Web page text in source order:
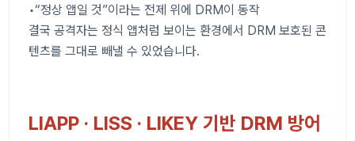
•“정상 앱일 것”이라는 전제 위에 DRM이 동작
결국 공격자는 정식 앱처럼 보이는 환경에서 DRM 보호된 콘
텐츠를 그대로 빼낼 수 있었습니다.
LIAPP · LISS · LIKEY 기반 DRM 방어